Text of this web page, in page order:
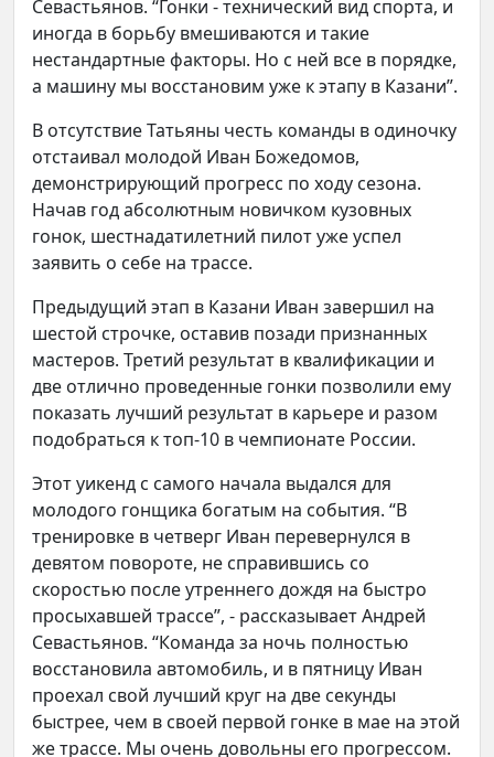
Севастьянов. “Гонки - технический вид спорта, и
иногда в борьбу вмешиваются и такие
нестандартные факторы. Но с ней все в порядке,
а машину мы восстановим уже к этапу в Казани”.
В отсутствие Татьяны честь команды в одиночку
отстаивал молодой Иван Божедомов,
демонстрирующий прогресс по ходу сезона.
Начав год абсолютным новичком кузовных
гонок, шестнадатилетний пилот уже успел
заявить о себе на трассе.
Предыдущий этап в Казани Иван завершил на
шестой строчке, оставив позади признанных
мастеров. Третий результат в квалификации и
две отлично проведенные гонки позволили ему
показать лучший результат в карьере и разом
подобраться к топ-10 в чемпионате России.
Этот уикенд с самого начала выдался для
молодого гонщика богатым на события. “В
тренировке в четверг Иван перевернулся в
девятом повороте, не справившись со
скоростью после утреннего дождя на быстро
просыхавшей трассе”, - рассказывает Андрей
Севастьянов. “Команда за ночь полностью
восстановила автомобиль, и в пятницу Иван
проехал свой лучший круг на две секунды
быстрее, чем в своей первой гонке в мае на этой
же трассе. Мы очень довольны его прогрессом.